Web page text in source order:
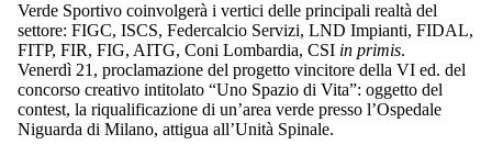
Verde Sportivo coinvolgerà i vertici delle principali realtà del
settore: FIGC, ISCS, Federcalcio Servizi, LND Impianti, FIDAL,
FITP, FIR, FIG, AITG, Coni Lombardia, CSI in primis.
Venerdì 21, proclamazione del progetto vincitore della VI ed. del
concorso creativo intitolato “Uno Spazio di Vita”: oggetto del
contest, la riqualificazione di un’area verde presso l’Ospedale
Niguarda di Milano, attigua all’Unità Spinale.